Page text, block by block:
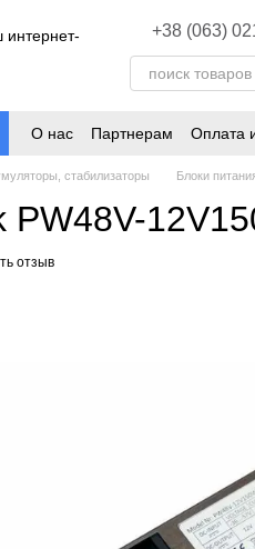
+38 (063)
О нас Партнерам Оплата
стабилизаторы Блоки
PW48V-
отзыв